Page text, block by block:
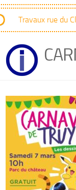
Travaux rue du